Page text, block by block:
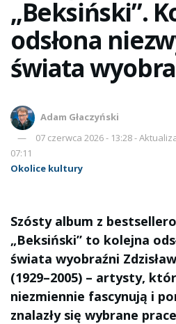
„Beksiński”.
odsłona
świata
Adam Głaczyński
07 czerwca 2026 - 13:28 -
07:11
Okolice kultury
Szósty album z
„Beksiński” to kolejna
świata wyobraźni
(1929–2005) – artysty,
niezmiennie fascynują i
znalazły się wybrane